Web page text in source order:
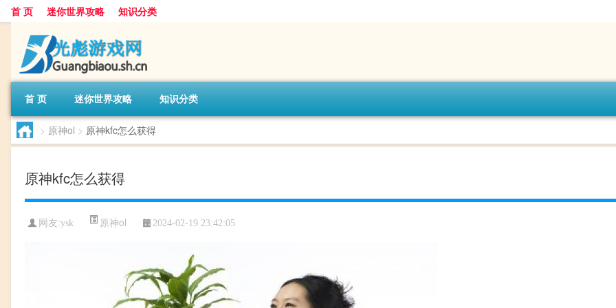
首 页 迷你世界攻略 知识分类
首 页 迷你世界攻略 知识分类
> 原神ol > 原神kfc怎么获得
原神kfc怎么获得
网友:ysk 原神ol 2024-02-19 23:42:05